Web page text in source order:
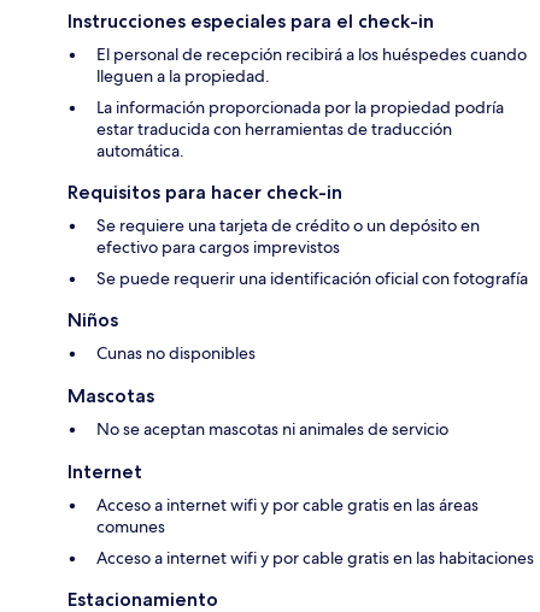
Instrucciones especiales para el check-in
El personal de recepción recibirá a los huéspedes cuando
lleguen a la propiedad.
La información proporcionada por la propiedad podría
estar traducida con herramientas de traducción
automática.
Requisitos para hacer check-in
Se requiere una tarjeta de crédito o un depósito en
efectivo para cargos imprevistos
Se puede requerir una identificación oficial con fotografía
Niños
Cunas no disponibles
Mascotas
No se aceptan mascotas ni animales de servicio
Internet
Acceso a internet wifi y por cable gratis en las áreas
comunes
Acceso a internet wifi y por cable gratis en las habitaciones
Estacionamiento